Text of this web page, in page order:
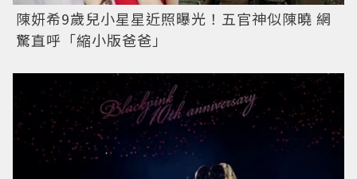
陳妍希9歲兒小星星近照曝光！五官神似陳曉 網
驚直呼「縮小版爸爸」